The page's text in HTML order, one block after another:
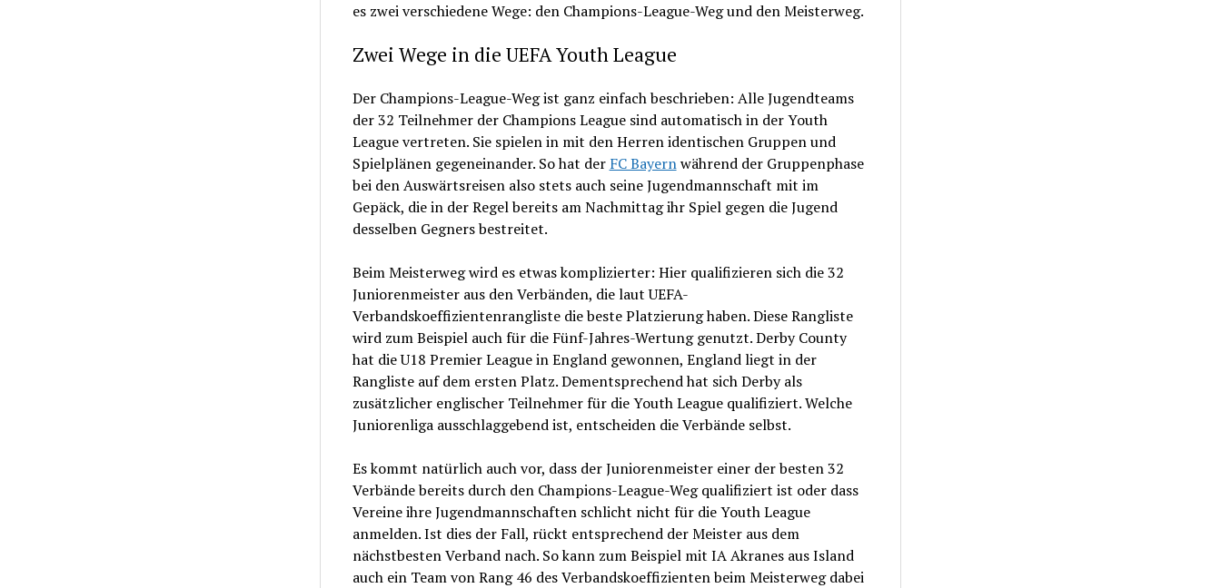
es zwei verschiedene Wege: den Champions-League-Weg und den Meisterweg.
Zwei Wege in die UEFA Youth League
Der Champions-League-Weg ist ganz einfach beschrieben: Alle Jugendteams
der 32 Teilnehmer der Champions League sind automatisch in der Youth
League vertreten. Sie spielen in mit den Herren identischen Gruppen und
Spielplänen gegeneinander. So hat der FC Bayernwährend der Gruppenphase
bei den Auswärtsreisen also stets auch seine Jugendmannschaft mit im
Gepäck, die in der Regel bereits am Nachmittag ihr Spiel gegen die Jugend
desselben Gegners bestreitet.
Beim Meisterweg wird es etwas komplizierter: Hier qualifizieren sich die 32
Juniorenmeister aus den Verbänden, die laut UEFA-
Verbandskoeffizientenrangliste die beste Platzierung haben. Diese Rangliste
wird zum Beispiel auch für die Fünf-Jahres-Wertung genutzt. Derby County
hat die U18 Premier League in England gewonnen, England liegt in der
Rangliste auf dem ersten Platz. Dementsprechend hat sich Derby als
zusätzlicher englischer Teilnehmer für die Youth League qualifiziert. Welche
Juniorenliga ausschlaggebend ist, entscheiden die Verbände selbst.
Es kommt natürlich auch vor, dass der Juniorenmeister einer der besten 32
Verbände bereits durch den Champions-League-Weg qualifiziert ist oder dass
Vereine ihre Jugendmannschaften schlicht nicht für die Youth League
anmelden. Ist dies der Fall, rückt entsprechend der Meister aus dem
nächstbesten Verband nach. So kann zum Beispiel mit IA Akranes aus Island
auch ein Team von Rang 46 des Verbandskoeffizienten beim Meisterweg dabei